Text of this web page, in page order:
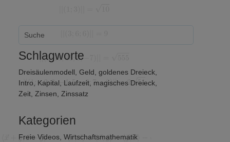
Schlagworte
Dreisäulenmodell Geld goldenes Dreieck,
Intro
Kapital, Laufzeit, magisches Dreieck,
Zeit, Zinsen Zinssatz
Kategorien
Freie Videos, Wirtschaftsmathematik